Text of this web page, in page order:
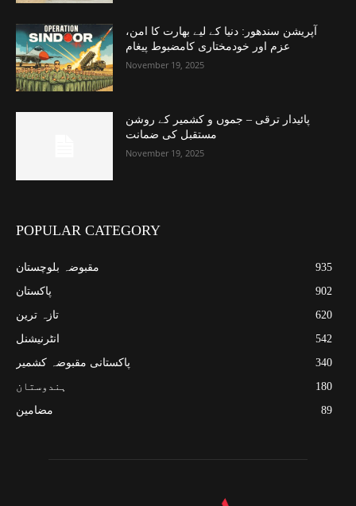
آپریشن سندھور: دنیا کے لیے بھارت کا امن،
عزم اور خودمختاری کامضبوط پیغام
November 19, 2025
پائیدار ترقی – جموں و کشمیر کے روشن
مستقبل کی ضمانت
November 19, 2025
POPULAR CATEGORY
مقبوضہ بلوچستان
935
پاکستان
902
تازہ ترین
620
انٹرنیشنل
542
پاکستانی مقبوضہ کشمیر
340
ہندوستان
180
مضامین
89